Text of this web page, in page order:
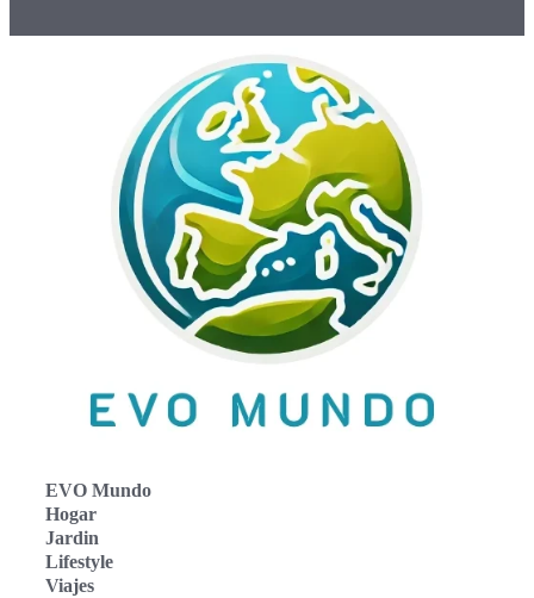
EVO Mundo
Hogar
Jardin
Lifestyle
Viajes